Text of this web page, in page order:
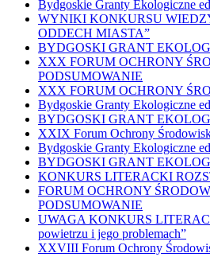
Bydgoskie Granty Ekologiczne
WYNIKI KONKURSU
ODDECH MIASTA”
BYDGOSKI GRANT
XXX FORUM OCHRONY
PODSUMOWANIE
XXX FORUM OCHRONY
Bydgoskie Granty Ekologiczne
BYDGOSKI GRANT
XXIX Forum Ochrony
Bydgoskie Granty Ekologiczne
BYDGOSKI GRANT
KONKURS LITERACKI
FORUM OCHRONY
PODSUMOWANIE
UWAGA KONKURS
powietrzu i jego problemach”
XXVIII Forum Ochrony